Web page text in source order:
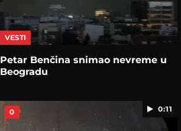
VESTI
Petar Benčina snimao nevreme u
Beogradu
0:11
0